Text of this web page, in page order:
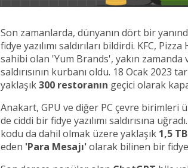
Son zamanlarda, dünyanın dört bir
fidye yazılımı saldırıları bildirdi. KFC,
sahibi olan 'Yum Brands', yakın zamanda
saldırısının kurbanı oldu. 18 Ocak 2023
yaklaşık300 restoranın geçici olarak
Anakart, GPU ve diğer PC çevre birimleri
de ciddi bir fidye yazılımı saldırısına
kodu da dahil olmak üzere yaklaşık 1,5 TB
eden 'Para Mesajı'olarak bilinen bir fidye